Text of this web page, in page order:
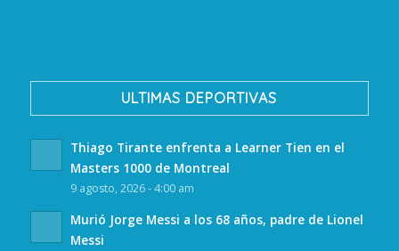
ULTIMAS DEPORTIVAS
Thiago Tirante enfrenta a Learner Tien en el
Masters 1000 de Montreal
9 agosto, 2026 - 4:00 am
Murió Jorge Messi a los 68 años, padre de Lionel
Messi